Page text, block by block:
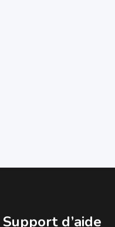
Support d’aide